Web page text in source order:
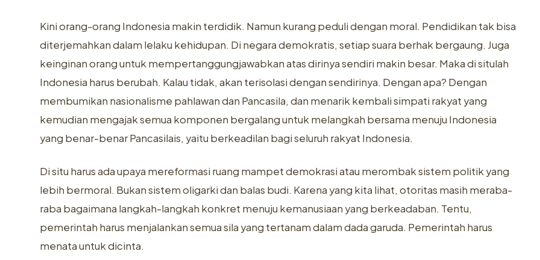
Kini orang-orang Indonesia makin terdidik. Namun kurang peduli dengan moral. Pendidikan tak bisa
diterjemahkan dalam lelaku kehidupan. Di negara demokratis, setiap suara berhak bergaung. Juga
keinginan orang untuk mempertanggungjawabkan atas dirinya sendiri makin besar. Maka di situlah
Indonesia harus berubah. Kalau tidak, akan terisolasi dengan sendirinya. Dengan apa? Dengan
membumikan nasionalisme pahlawan dan Pancasila, dan menarik kembali simpati rakyat yang
kemudian mengajak semua komponen bergalang untuk melangkah bersama menuju Indonesia
yang benar-benar Pancasilais, yaitu berkeadilan bagi seluruh rakyat Indonesia.
Di situ harus ada upaya mereformasi ruang mampet demokrasi atau merombak sistem politik yang
lebih bermoral. Bukan sistem oligarki dan balas budi. Karena yang kita lihat, otoritas masih meraba-
raba bagaimana langkah-langkah konkret menuju kemanusiaan yang berkeadaban. Tentu,
pemerintah harus menjalankan semua sila yang tertanam dalam dada garuda. Pemerintah harus
menata untuk dicinta.